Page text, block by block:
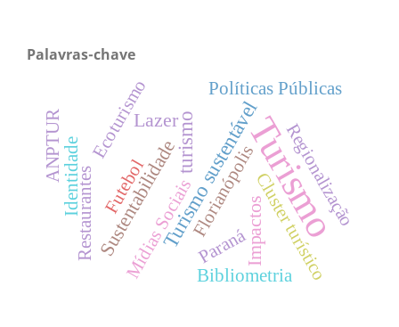
Palavras-chave
Turismo
Turismo sustentável
turismo
Impactos
Lazer
Sustentabilidade
Ecoturismo
Florianópolis
Mídias Sociais Regionalização
Restaurantes Paraná
Políticas Públicas
Bibliometria
Identidade Futebol
ANPTUR
Cluster turístico